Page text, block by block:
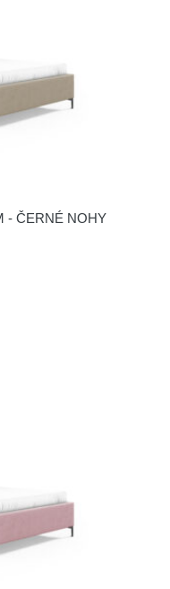
- ČERNÉ NOHY